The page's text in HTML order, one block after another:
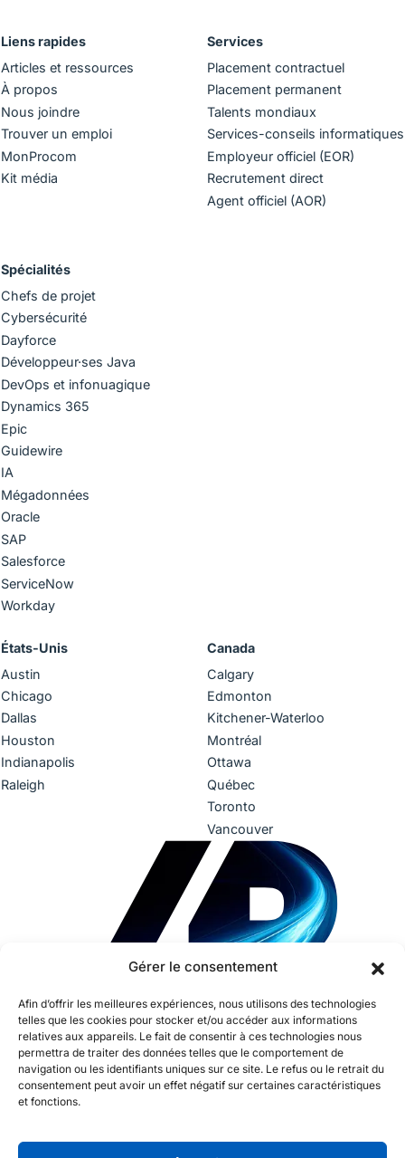
Gérer le consentement
Afin d’offrir les meilleures expériences, nous utilisons des technologies
telles que les cookies pour stocker et/ou accéder aux informations
relatives aux appareils. Le fait de consentir à ces technologies nous
permettra de traiter des données telles que le comportement de
navigation ou les identifiants uniques sur ce site. Le refus ou le retrait du
consentement peut avoir un effet négatif sur certaines caractéristiques
et fonctions.
Liens rapides
Articles et ressources
À propos
Nous joindre
Trouver un emploi
MonProcom
Kit média
Services
Placement contractuel
Placement permanent
Talents mondiaux
Services-conseils informatiques
Employeur officiel (EOR)
Recrutement direct
Agent officiel (AOR)
Spécialités
Chefs de projet
Cybersécurité
Dayforce
Développeur·ses Java
DevOps et infonuagique
Dynamics 365
Epic
Guidewire
IA
Mégadonnées
Oracle
SAP
Salesforce
ServiceNow
Workday
États-Unis
Austin
Chicago
Dallas
Houston
Indianapolis
Raleigh
Canada
Calgary
Edmonton
Kitchener-Waterloo
Montréal
Ottawa
Québec
Toronto
Vancouver